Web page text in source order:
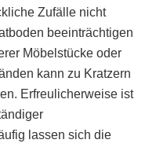
Zufälle nicht
beeinträchtigen
Möbelstücke oder
kann zu Kratzern
Erfreulicherweise ist
lassen sich die